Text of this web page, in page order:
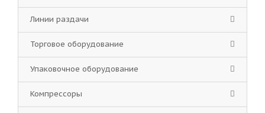
Линии раздачи
Торговое оборудование
Упаковочное оборудование
Компрессоры